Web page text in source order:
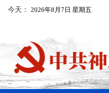
今天： 2026年8月7日 星期五